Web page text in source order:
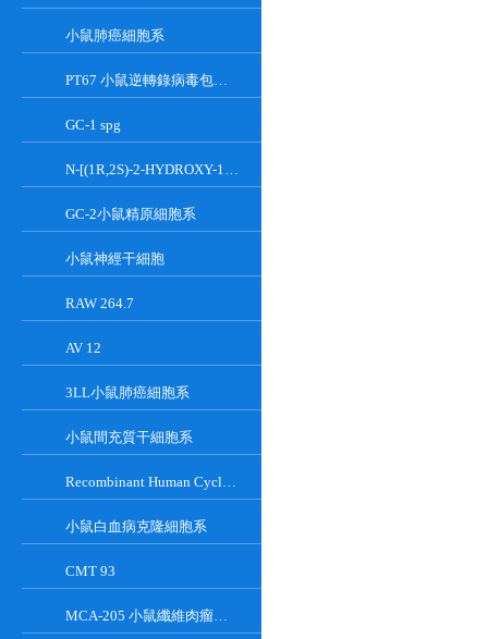
小鼠肺癌細胞系
PT67 小鼠逆轉錄病毒包裝細胞系
GC-1 spg
N-[(1R,2S)-2-HYDROXY-1-HYDROXYMETHYL-2-(2-TRIDECYL-1-CYCLOPROPENYL)ETHYL]OCT;GT-11
GC-2小鼠精原細胞系
小鼠神經干細胞
RAW 264.7
AV 12
3LL小鼠肺癌細胞系
小鼠間充質干細胞系
Recombinant Human Cyclin-Dependent Kinase Inhibitor 2A
小鼠白血病克隆細胞系
CMT 93
MCA-205 小鼠纖維肉瘤細胞系